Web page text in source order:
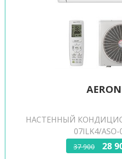
НАСТЕННЫЙ
07ILK4/ASO-
37 900 28